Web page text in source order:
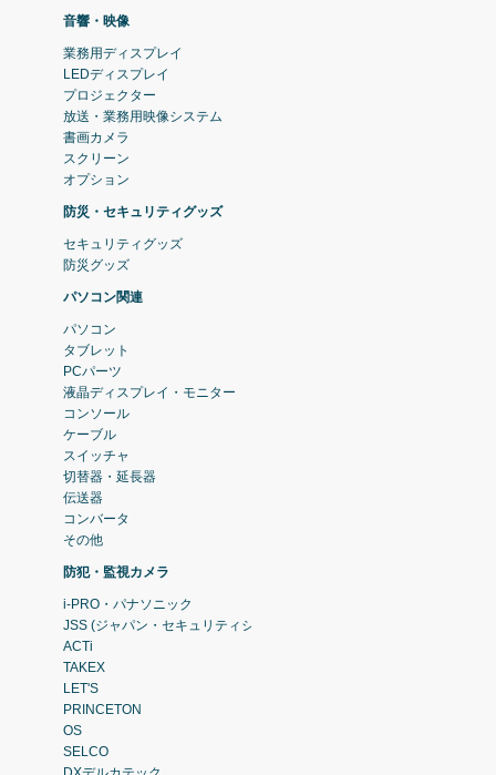
音響・映像
業務用ディスプレイ
LEDディスプレイ
プロジェクター
放送・業務用映像システム
書画カメラ
スクリーン
オプション
防災・セキュリティグッズ
セキュリティグッズ
防災グッズ
パソコン関連
パソコン
タブレット
PCパーツ
液晶ディスプレイ・モニター
コンソール
ケーブル
スイッチャ
切替器・延長器
伝送器
コンバータ
その他
防犯・監視カメラ
i-PRO・パナソニック
JSS (ジャパン・セキュリティシステム)
ACTi
TAKEX
LET'S
PRINCETON
OS
SELCO